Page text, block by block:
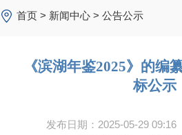
首页 > 新闻中心 > 公告公示
《滨湖年鉴2025》的编
标公示
发布日期：2025-05-29 09:16